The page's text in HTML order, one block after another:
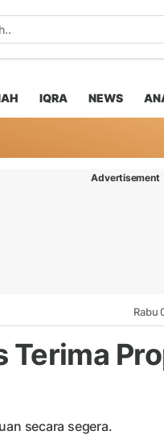
IQRA NEWS
Advertisement
Rabu
Terima
secara segera.